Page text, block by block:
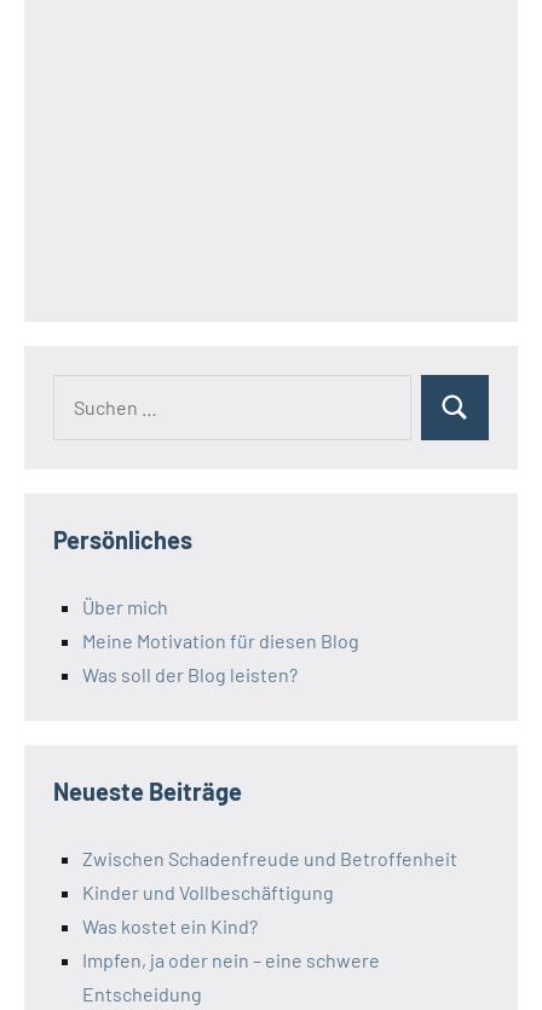
Suchen
Persönliches
Über mich
Meine Motivation für diesen Blog
Was soll der Blog leisten?
Neueste Beiträge
Zwischen Schadenfreude und Betroffenheit
Kinder und Vollbeschäftigung
Was kostet ein Kind?
Impfen, ja oder nein – eine schwere
Entscheidung